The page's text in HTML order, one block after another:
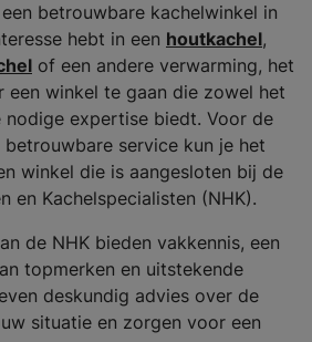
betrouwbare kachelwinkel in
hebt in een houtkachel,
of een andere verwarming, het
een winkel te gaan die zowel het
expertise biedt. Voor de
service kun je het
winkel die is aangesloten bij de
en Kachelspecialisten (NHK).
de NHK bieden vakkennis, een
topmerken en uitstekende
deskundig advies over de
situatie en zorgen voor een